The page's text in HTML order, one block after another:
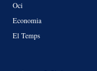
Oci
Economia
El Temps